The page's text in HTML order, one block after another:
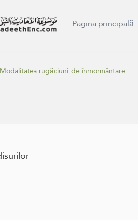
Pagina principală
Modalitatea rugăciunii de înmormântare